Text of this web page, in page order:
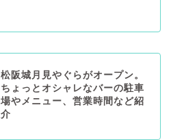
松阪城月見やぐらがオープン。
ちょっとオシャレなバーの駐車
場やメニュー、営業時間など紹
介